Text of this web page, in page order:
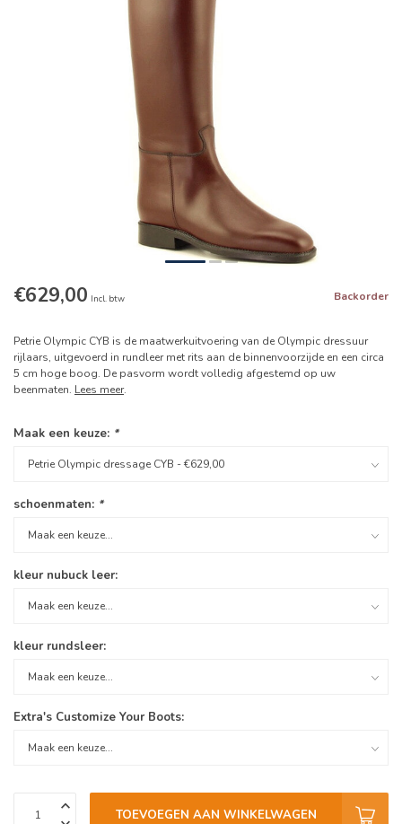
€629,00 Incl. btw Backorder
Petrie Olympic CYB is de maatwerkuitvoering van de Olympic dressuur
rijlaars, uitgevoerd in rundleer met rits aan de binnenvoorzijde en een circa
5 cm hoge boog. De pasvorm wordt volledig afgestemd op uw
beenmaten. Lees meer.
Maak een keuze: *
schoenmaten: *
kleur nubuck leer:
kleur rundsleer:
Extra's Customize Your Boots:
TOEVOEGEN AAN WINKELWAGEN